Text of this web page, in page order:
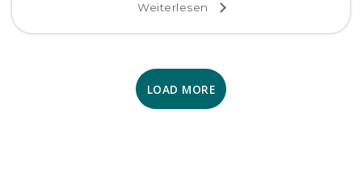
Kinderspital. Merck Finck hat die Spende noch um
weitere 500 Euro aufgestockt.
Weiterlesen
LOAD MORE